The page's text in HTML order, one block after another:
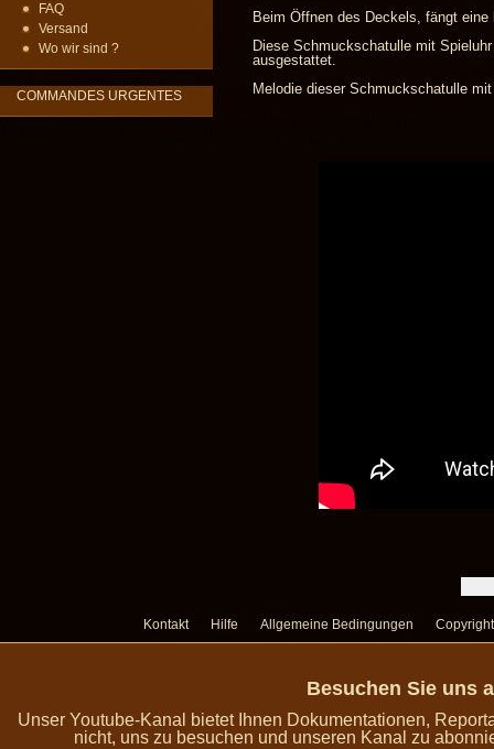
FAQ
Versand
Wo wir sind ?
COMMANDES URGENTES
Beim Öffnen des Deckels, fängt
Diese Schmuckschatulle mit
ausgestattet.
Melodie dieser Schmuckschatulle
Kontakt Hilfe Allgemeine Bedingungen Copyright
Besuchen Sie uns
Unser Youtube-Kanal bietet Ihnen Dokumentationen,
nicht, uns zu besuchen und unseren Kanal zu